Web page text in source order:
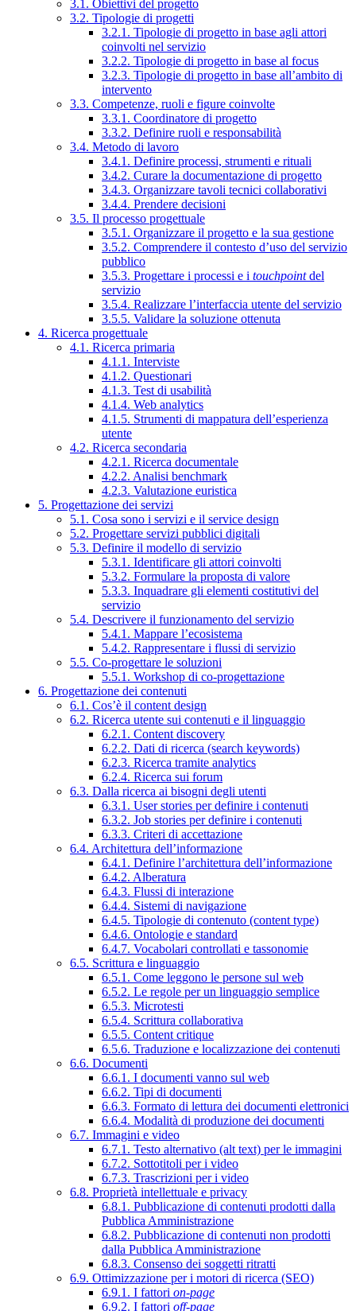
3.1. Obiettivi del progetto
3.2. Tipologie di progetti
3.2.1. Tipologie di progetto in base agli attori
coinvolti nel servizio
3.2.2. Tipologie di progetto in base al focus
3.2.3. Tipologie di progetto in base all’ambito di
intervento
3.3. Competenze, ruoli e figure coinvolte
3.3.1. Coordinatore di progetto
3.3.2. Definire ruoli e responsabilità
3.4. Metodo di lavoro
3.4.1. Definire processi, strumenti e rituali
3.4.2. Curare la documentazione di progetto
3.4.3. Organizzare tavoli tecnici collaborativi
3.4.4. Prendere decisioni
3.5. Il processo progettuale
3.5.1. Organizzare il progetto e la sua gestione
3.5.2. Comprendere il contesto d’uso del servizio
pubblico
3.5.3. Progettare i processi e i touchpointdel
servizio
3.5.4. Realizzare l’interfaccia utente del servizio
3.5.5. Validare la soluzione ottenuta
4. Ricerca progettuale
4.1. Ricerca primaria
4.1.1. Interviste
4.1.2. Questionari
4.1.3. Test di usabilità
4.1.4. Web analytics
4.1.5. Strumenti di mappatura dell’esperienza
utente
4.2. Ricerca secondaria
4.2.1. Ricerca documentale
4.2.2. Analisi benchmark
4.2.3. Valutazione euristica
5. Progettazione dei servizi
5.1. Cosa sono i servizi e il service design
5.2. Progettare servizi pubblici digitali
5.3. Definire il modello di servizio
5.3.1. Identificare gli attori coinvolti
5.3.2. Formulare la proposta di valore
5.3.3. Inquadrare gli elementi costitutivi del
servizio
5.4. Descrivere il funzionamento del servizio
5.4.1. Mappare l’ecosistema
5.4.2. Rappresentare i flussi di servizio
5.5. Co-progettare le soluzioni
5.5.1. Workshop di co-progettazione
6. Progettazione dei contenuti
6.1. Cos’è il content design
6.2. Ricerca utente sui contenuti e il linguaggio
6.2.1. Content discovery
6.2.2. Dati di ricerca (search keywords)
6.2.3. Ricerca tramite analytics
6.2.4. Ricerca sui forum
6.3. Dalla ricerca ai bisogni degli utenti
6.3.1. User stories per definire i contenuti
6.3.2. Job stories per definire i contenuti
6.3.3. Criteri di accettazione
6.4. Architettura dell’informazione
6.4.1. Definire l’architettura dell’informazione
6.4.2. Alberatura
6.4.3. Flussi di interazione
6.4.4. Sistemi di navigazione
6.4.5. Tipologie di contenuto (content type)
6.4.6. Ontologie e standard
6.4.7. Vocabolari controllati e tassonomie
6.5. Scrittura e linguaggio
6.5.1. Come leggono le persone sul web
6.5.2. Le regole per un linguaggio semplice
6.5.3. Microtesti
6.5.4. Scrittura collaborativa
6.5.5. Content critique
6.5.6. Traduzione e localizzazione dei contenuti
6.6. Documenti
6.6.1. I documenti vanno sul web
6.6.2. Tipi di documenti
6.6.3. Formato di lettura dei documenti elettronici
6.6.4. Modalità di produzione dei documenti
6.7. Immagini e video
6.7.1. Testo alternativo (alt text) per le immagini
6.7.2. Sottotitoli per i video
6.7.3. Trascrizioni per i video
6.8. Proprietà intellettuale e privacy
6.8.1. Pubblicazione di contenuti prodotti dalla
Pubblica Amministrazione
6.8.2. Pubblicazione di contenuti non prodotti
dalla Pubblica Amministrazione
6.8.3. Consenso dei soggetti ritratti
6.9. Ottimizzazione per i motori di ricerca (SEO)
6.9.1. I fattori on-page
6.9.2. I fattori off-page